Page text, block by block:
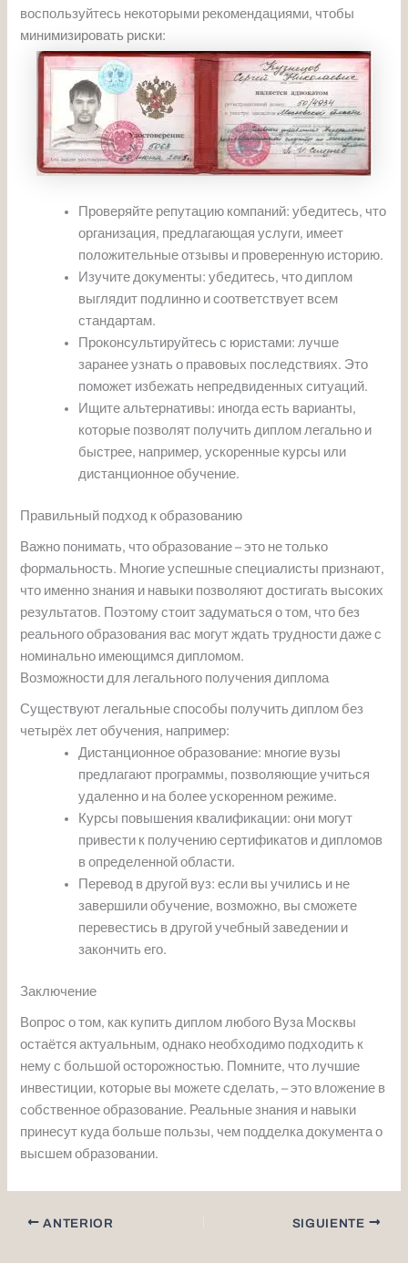
воспользуйтесь некоторыми рекомендациями, чтобы
минимизировать риски:
Проверяйте репутацию компаний: убедитесь, что
организация, предлагающая услуги, имеет
положительные отзывы и проверенную историю.
Изучите документы: убедитесь, что диплом
выглядит подлинно и соответствует всем
стандартам.
Проконсультируйтесь с юристами: лучше
заранее узнать о правовых последствиях. Это
поможет избежать непредвиденных ситуаций.
Ищите альтернативы: иногда есть варианты,
которые позволят получить диплом легально и
быстрее, например, ускоренные курсы или
дистанционное обучение.
Правильный подход к образованию
Важно понимать, что образование – это не только
формальность. Многие успешные специалисты признают,
что именно знания и навыки позволяют достигать высоких
результатов. Поэтому стоит задуматься о том, что без
реального образования вас могут ждать трудности даже с
номинально имеющимся дипломом.
Возможности для легального получения диплома
Существуют легальные способы получить диплом без
четырёх лет обучения, например:
Дистанционное образование: многие вузы
предлагают программы, позволяющие учиться
удаленно и на более ускоренном режиме.
Курсы повышения квалификации: они могут
привести к получению сертификатов и дипломов
в определенной области.
Перевод в другой вуз: если вы учились и не
завершили обучение, возможно, вы сможете
перевестись в другой учебный заведении и
закончить его.
Заключение
Вопрос о том, как купить диплом любого Вуза Москвы
остаётся актуальным, однако необходимо подходить к
нему с большой осторожностью. Помните, что лучшие
инвестиции, которые вы можете сделать, – это вложение в
собственное образование. Реальные знания и навыки
принесут куда больше пользы, чем подделка документа о
высшем образовании.
ANTERIOR SIGUIENTE